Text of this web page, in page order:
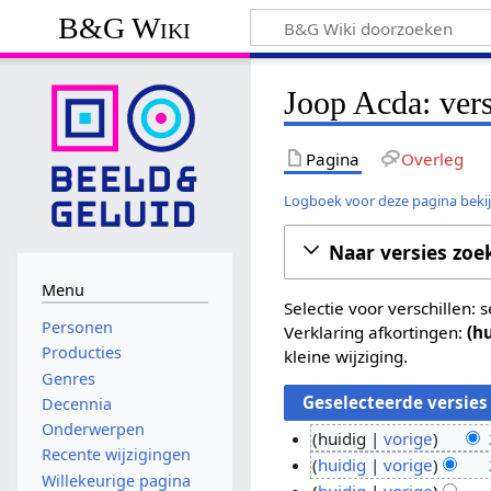
B&G Wiki
Joop Acda:
Pagina Overleg
Logboek voor deze pagina
Naar versies
Selectie voor verschillen:
Verklaring afkortingen:
kleine wijziging.
2
huidig vorige
G
e
huidig vorige
Menu
Personen
Producties
Genres
Decennia
Onderwerpen
Recente wijzigingen
Willekeurige pagina